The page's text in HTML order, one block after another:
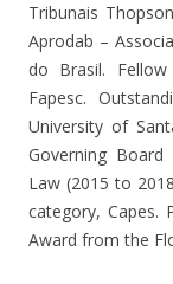
Tribunais
Aprodab –
do Brasil.
Fapesc.
University of
Governing
Law (2015 to
category, Capes.
Award from the